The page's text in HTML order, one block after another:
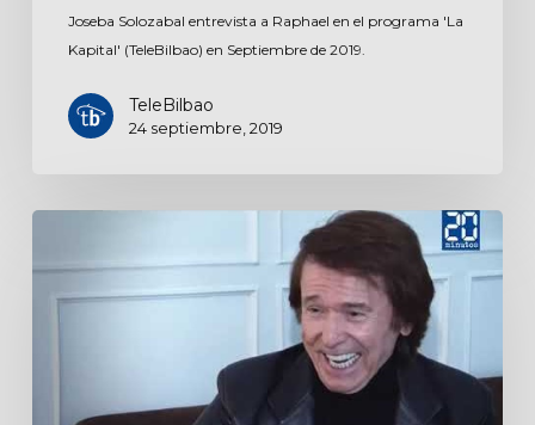
Joseba Solozabal entrevista a Raphael en el programa 'La
Kapital' (TeleBilbao) en Septiembre de 2019.
TeleBilbao
24 septiembre, 2019
20Minutos